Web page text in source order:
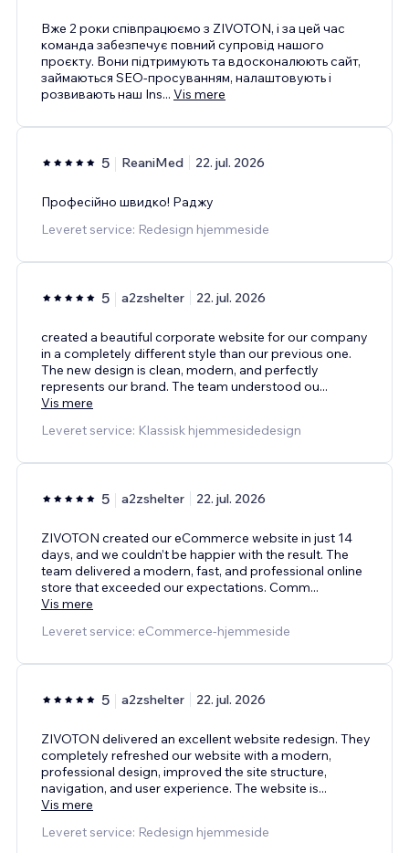
Вже 2 роки співпрацюємо з ZIVOTON, і за цей час
команда забезпечує повний супровід нашого
проєкту. Вони підтримують та вдосконалюють сайт,
займаються SEO-просуванням, налаштовують і
розвивають наш Ins... Vis mere
5 ReaniMed 22. jul. 2026
Професійно швидко! Раджу
Leveret service: Redesign hjemmeside
5 a2zshelter 22. jul. 2026
created a beautiful corporate website for our company
in a completely different style than our previous one.
The new design is clean, modern, and perfectly
represents our brand. The team understood ou...
Vis mere
Leveret service: Klassisk hjemmesidedesign
5 a2zshelter 22. jul. 2026
ZIVOTON created our eCommerce website in just 14
days, and we couldn’t be happier with the result. The
team delivered a modern, fast, and professional online
store that exceeded our expectations. Comm...
Vis mere
Leveret service: eCommerce-hjemmeside
5 a2zshelter 22. jul. 2026
ZIVOTON delivered an excellent website redesign. They
completely refreshed our website with a modern,
professional design, improved the site structure,
navigation, and user experience. The website is...
Vis mere
Leveret service: Redesign hjemmeside